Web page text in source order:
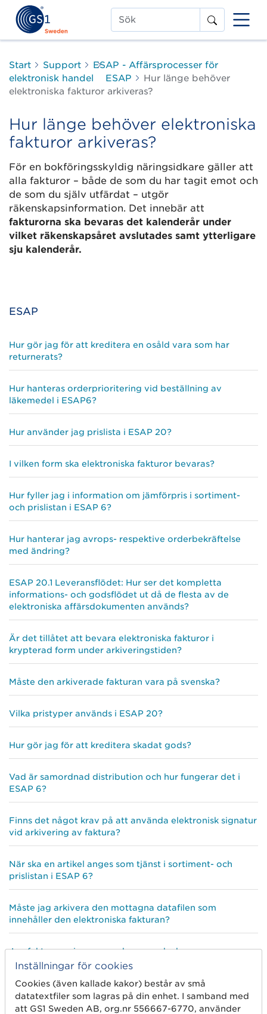
Sök
Start Support
ESAP - Affärsprocesser för
elektronisk handel
ESAP
Hur länge behöver
elektroniska fakturor arkiveras?
Hur länge behöver elektroniska
fakturor arkiveras?
För en bokföringsskyldig näringsidkare gäller att
alla fakturor – både de som du har tagit emot och
de som du själv utfärdat – utgör
räkenskapsinformation. Det innebär att
fakturorna ska bevaras det kalenderår under
vilket räkenskapsåret avslutades samt ytterligare
sju kalenderår.
ESAP
Hur gör jag för att kreditera en osåld vara som har
returnerats?
Hur hanteras orderprioritering vid beställning av
läkemedel i ESAP6?
Hur använder jag prislista i ESAP 20?
I vilken form ska elektroniska fakturor bevaras?
Hur fyller jag i information om jämförpris i sortiment-
och prislistan i ESAP 6?
Hur hanterar jag avrops- respektive orderbekräftelse
med ändring?
ESAP 20.1 Leveransflödet: Hur ser det kompletta
informations- och godsflödet ut då de flesta av de
elektroniska affärsdokumenten används?
Är det tillåtet att bevara elektroniska fakturor i
krypterad form under arkiveringstiden?
Måste den arkiverade fakturan vara på svenska?
Vilka pristyper används i ESAP 20?
Hur gör jag för att kreditera skadat gods?
Vad är samordnad distribution och hur fungerar det i
ESAP 6?
Finns det något krav på att använda elektronisk signatur
vid arkivering av faktura?
När ska en artikel anges som tjänst i sortiment- och
prislistan i ESAP 6?
Måste jag arkivera den mottagna datafilen som
innehåller den elektroniska fakturan?
Jag fakturerar i euro men har svenska kronor som
bokföringsvaluta. Hur redovisar jag moms och uppgift
Vad menas med originalfaktura för en e-faktura?
Inställningar för cookies
Cookies (även kallade kakor) består av små
datatextfiler som lagras på din enhet. I samband med
att GS1 Sweden AB, org.nr 556667-6770, använder